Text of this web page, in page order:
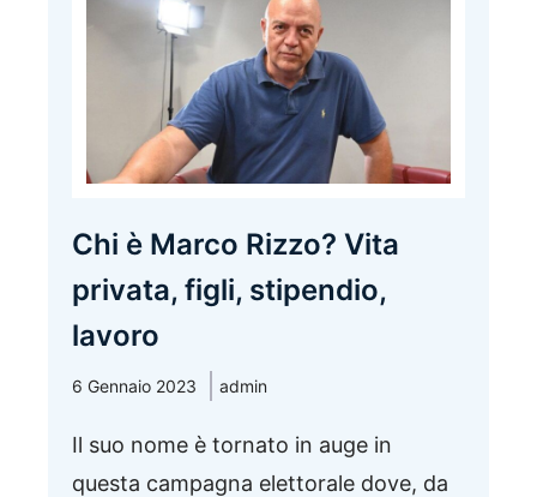
Chi è Marco Rizzo? Vita
privata, figli, stipendio,
lavoro
6 Gennaio 2023 admin
Il suo nome è tornato in auge in
questa campagna elettorale dove, da